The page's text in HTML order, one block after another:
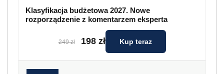
Klasyfikacja budżetowa 2027. Nowe
rozporządzenie z komentarzem eksperta
249 zł 198 zł Kup teraz